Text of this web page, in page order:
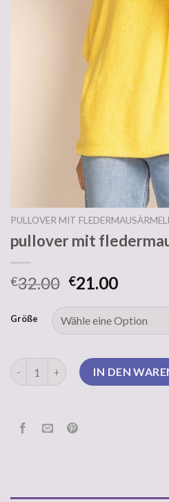
PULLOVER MIT
pullover mit
€32.00 €21.00
Größe
pullover mit fledermausärmeln
IN DEN